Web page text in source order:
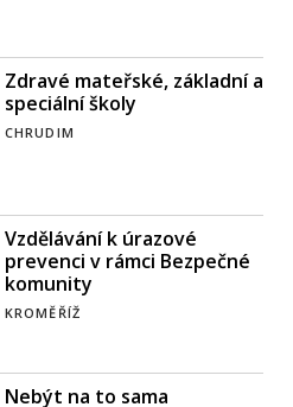
Zdravé mateřské, základní a
speciální školy
CHRUDIM
Vzdělávání k úrazové
prevenci v rámci Bezpečné
komunity
KROMĚŘÍŽ
Nebýt na to sama